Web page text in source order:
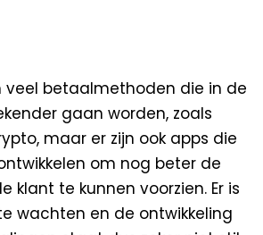
veel betaalmethoden die in de
gaan worden, zoals
maar er zijn ook apps die
om nog beter de
klant te kunnen voorzien. Er is
wachten en de ontwikkeling